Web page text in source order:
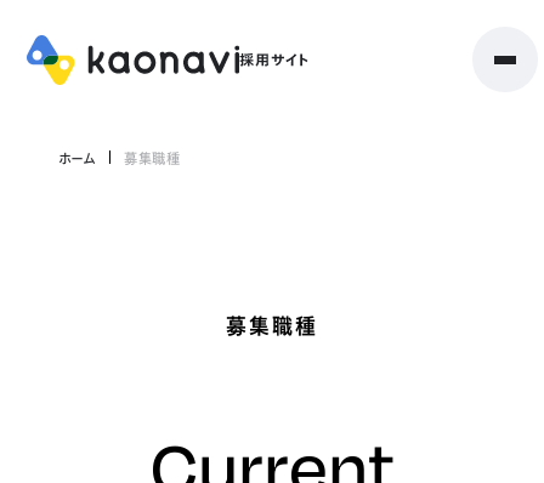
ホーム 募集職種
募集職種